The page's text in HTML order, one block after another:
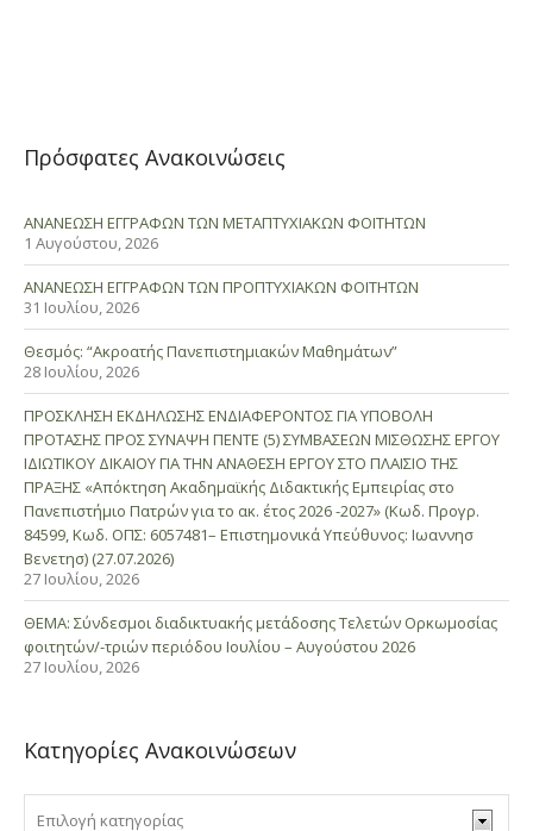
Πρόσφατες Ανακοινώσεις
ΑΝΑΝΕΩΣΗ ΕΓΓΡΑΦΩΝ ΤΩΝ ΜΕΤΑΠΤΥΧΙΑΚΩΝ ΦΟΙΤΗΤΩΝ
1 Αυγούστου, 2026
ΑΝΑΝΕΩΣΗ ΕΓΓΡΑΦΩΝ ΤΩΝ ΠΡΟΠΤΥΧΙΑΚΩΝ ΦΟΙΤΗΤΩΝ
31 Ιουλίου, 2026
Θεσμός: “Ακροατής Πανεπιστημιακών Μαθημάτων”
28 Ιουλίου, 2026
ΠΡΟΣΚΛΗΣΗ ΕΚΔΗΛΩΣΗΣ ΕΝΔΙΑΦΕΡΟΝΤΟΣ ΓΙΑ ΥΠΟΒΟΛΗ
ΠΡΟΤΑΣΗΣ ΠΡΟΣ ΣΥΝΑΨΗ ΠΕΝΤΕ (5) ΣΥΜΒΑΣΕΩΝ ΜΙΣΘΩΣΗΣ ΕΡΓΟΥ
ΙΔΙΩΤΙΚΟΥ ΔΙΚΑΙΟΥ ΓΙΑ ΤΗΝ ΑΝΑΘΕΣΗ ΕΡΓΟΥ ΣΤΟ ΠΛΑΙΣΙΟ ΤΗΣ
ΠΡΑΞΗΣ «Απόκτηση Ακαδημαϊκής Διδακτικής Εμπειρίας στο
Πανεπιστήμιο Πατρών για το ακ. έτος 2026 -2027» (Κωδ. Προγρ.
84599, Κωδ. ΟΠΣ: 6057481– Επιστημονικά Υπεύθυνος: Ιωαννησ
Βενετησ) (27.07.2026)
27 Ιουλίου, 2026
ΘΕΜΑ: Σύνδεσμοι διαδικτυακής μετάδοσης Τελετών Ορκωμοσίας
φοιτητών/-τριών περιόδου Ιουλίου – Αυγούστου 2026
27 Ιουλίου, 2026
Κατηγορίες Ανακοινώσεων